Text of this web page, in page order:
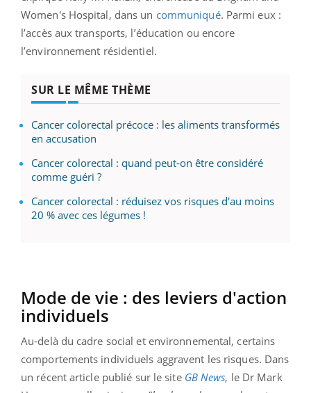
Women's Hospital, dans un communiqué. Parmi eux :
l’accès aux transports, l’éducation ou encore
l’environnement résidentiel.
SUR LE MÊME THÈME
Cancer colorectal précoce : les aliments transformés
en accusation
Cancer colorectal : quand peut-on être considéré
comme guéri ?
Cancer colorectal : réduisez vos risques d'au moins
20 % avec ces légumes !
Mode de vie : des leviers d'action
individuels
Au-delà du cadre social et environnemental, certains
comportements individuels aggravent les risques. Dans
un récent article publié sur le site GB News, le Dr Mark